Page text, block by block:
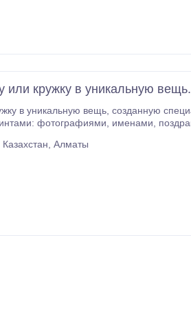
или кружку в уникальную вещь.
для вас! На allprint.kz можно заказать
надписями и
Казахстан, Алматы